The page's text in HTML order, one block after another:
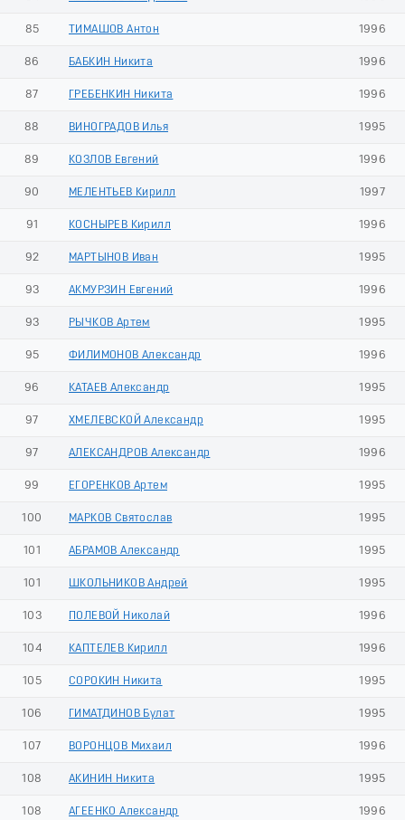
85 ТИМАШОВ Антон 1996
86 БАБКИН Никита 1996
87 ГРЕБЕНКИН Никита 1996
88 ВИНОГРАДОВ Илья 1995
89 КОЗЛОВ Евгений 1996
90 МЕЛЕНТЬЕВ Кирилл 1997
91 КОСНЫРЕВ Кирилл 1996
92 МАРТЫНОВ Иван 1995
93 АКМУРЗИН Евгений 1996
93 РЫЧКОВ Артем 1995
95 ФИЛИМОНОВ Александр 1996
96 КАТАЕВ Александр 1995
97 ХМЕЛЕВСКОЙ Александр 1995
97 АЛЕКСАНДРОВ Александр 1996
99 ЕГОРЕНКОВ Артем 1995
100 МАРКОВ Святослав 1995
101 АБРАМОВ Александр 1995
101 ШКОЛЬНИКОВ Андрей 1995
103 ПОЛЕВОЙ Николай 1996
104 КАПТЕЛЕВ Кирилл 1996
105 СОРОКИН Никита 1995
106 ГИМАТДИНОВ Булат 1995
107 ВОРОНЦОВ Михаил 1996
108 АКИНИН Никита 1995
108 АГЕЕНКО Александр 1996